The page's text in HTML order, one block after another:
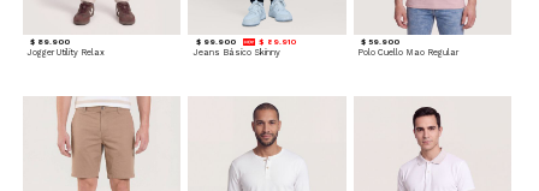
$ 89.900
Jogger Utility Relax
$ 99.900 $ 89.910
Jeans Básico Skinny
$ 59.900
Polo Cuello Mao Regular